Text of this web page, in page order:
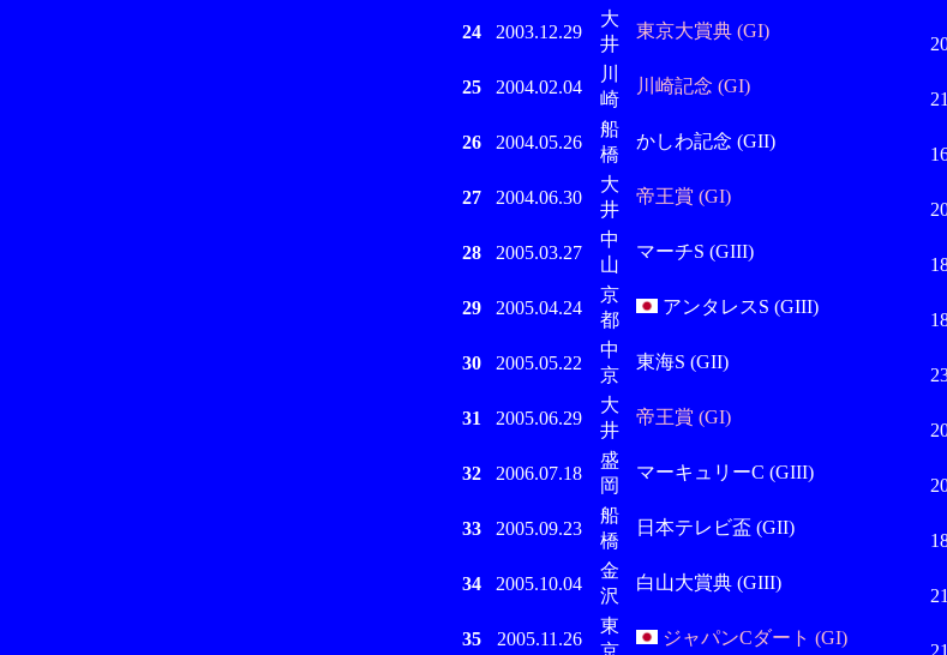
24 2003.12.29
大
井
東京大賞典 (GI)
25 2004.02.04
川
崎
川崎記念 (GI)
26 2004.05.26
船
橋
かしわ記念 (GII)
27 2004.06.30
大
井
帝王賞 (GI)
28 2005.03.27
中
山
マーチS (GIII)
29 2005.04.24
京
都
アンタレスS (GIII)
30 2005.05.22
中
京
東海S (GII)
31 2005.06.29
大
井
帝王賞 (GI)
32 2006.07.18
盛
岡
マーキュリーC (GIII)
33 2005.09.23
船
橋
日本テレビ盃 (GII)
34 2005.10.04
金
沢
白山大賞典 (GIII)
35 2005.11.26
東
京
ジャパンCダート (GI)